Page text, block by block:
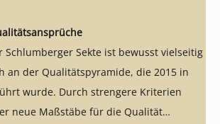
Schlumberger Sekte ist bewusst vielseitig
an der Qualitätspyramide, die 2015 in
wurde. Durch strengere Kriterien
neue Maßstäbe für die Qualität